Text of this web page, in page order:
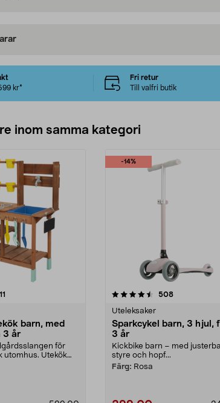
kr*
Fri retur
Till valfri butik
inom samma kategori
barn, med
3 år
för
utomhus. Utekök
-14%
av 5 stjärnor 508recensioner
Uteleksaker
Sparkcykel barn, 3 hjul,
3 år
Kickbike barn – med
styre och hopf...
Färg: Rosa
4.5 av 5 stjärnor